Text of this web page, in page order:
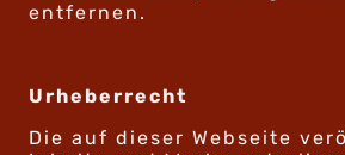
entfernen.
Urheberrecht
Die auf dieser Webseite